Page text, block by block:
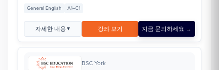
General English A1–C1
자세한 내용 ▼ 강좌 보기 지금 문의하세요 →
BSC York